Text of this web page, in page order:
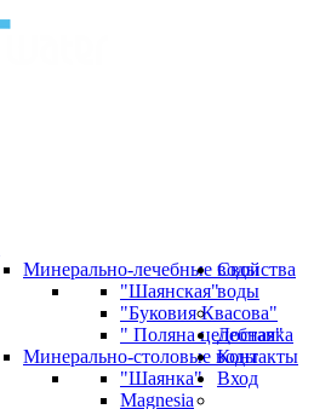
Минерально-лечебные воды
"Шаянская"
"Буковия Квасова"
" Поляна целебная"
Минерально-столовые воды
"Шаянка"
Magnesia
Свойства
воды
Доставка
Контакты
Вход